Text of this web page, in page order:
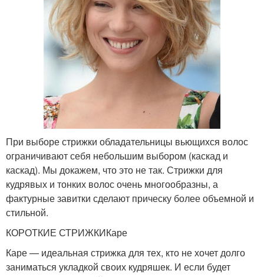
При выборе стрижки обладательницы вьющихся волос
ограничивают себя небольшим выбором (каскад и
каскад). Мы докажем, что это не так. Стрижки для
кудрявых и тонких волос очень многообразны, а
фактурные завитки сделают прическу более объемной и
стильной.
КОРОТКИЕ СТРИЖКИКаре
Каре — идеальная стрижка для тех, кто не хочет долго
заниматься укладкой своих кудряшек. И если будет